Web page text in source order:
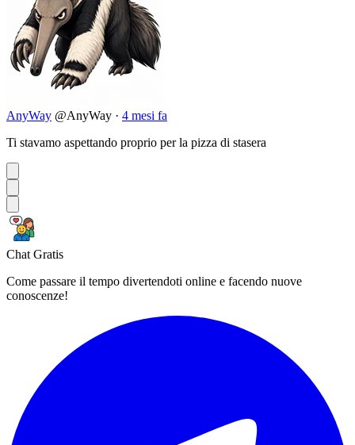
AnyWay @AnyWay · 4 mesi fa
Ti stavamo aspettando proprio per la pizza di stasera
Chat Gratis
Come passare il tempo divertendoti online e facendo nuove
conoscenze!